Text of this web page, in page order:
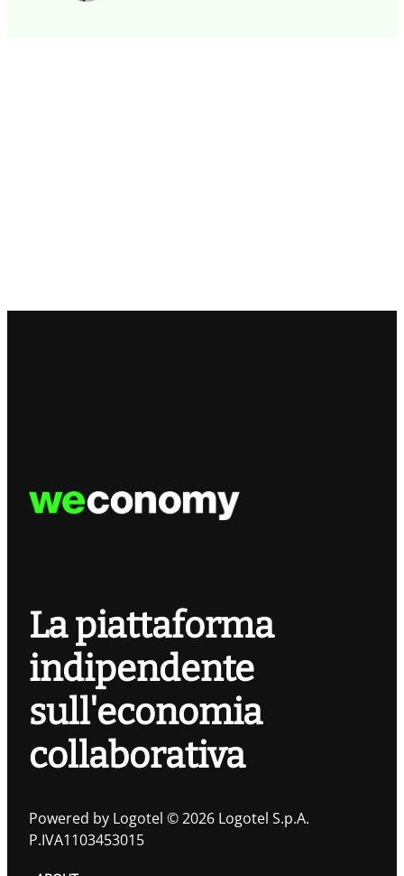
La piattaforma
indipendente
sull'economia
collaborativa
Powered by Logotel © 2026 Logotel S.p.A.
P.IVA1103453015